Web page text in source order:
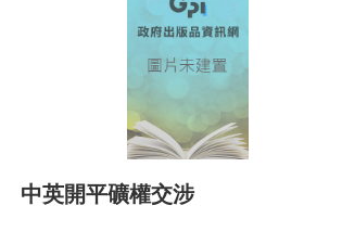
中英開平礦權交涉